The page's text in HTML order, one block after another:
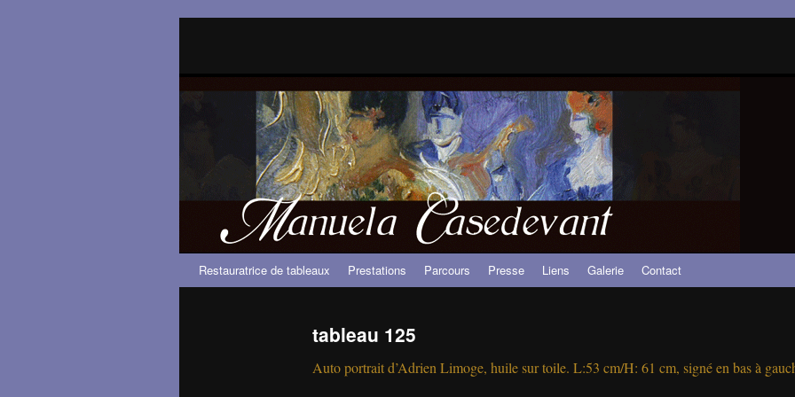
AllerRestauratrice de tableaux Prestations Parcours Presse Liens Galerie Contact
tableau 125
Auto portrait d’Adrien Limoge, huile sur toile. L:53 cm/H: 61 cm, signé en bas à